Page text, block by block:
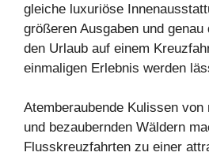
gleiche luxuriöse
größeren Ausgaben und
den Urlaub auf einem
einmaligen Erlebnis werden
Atemberaubende Kulissen
und bezaubernden Wäldern
Flusskreuzfahrten zu einer